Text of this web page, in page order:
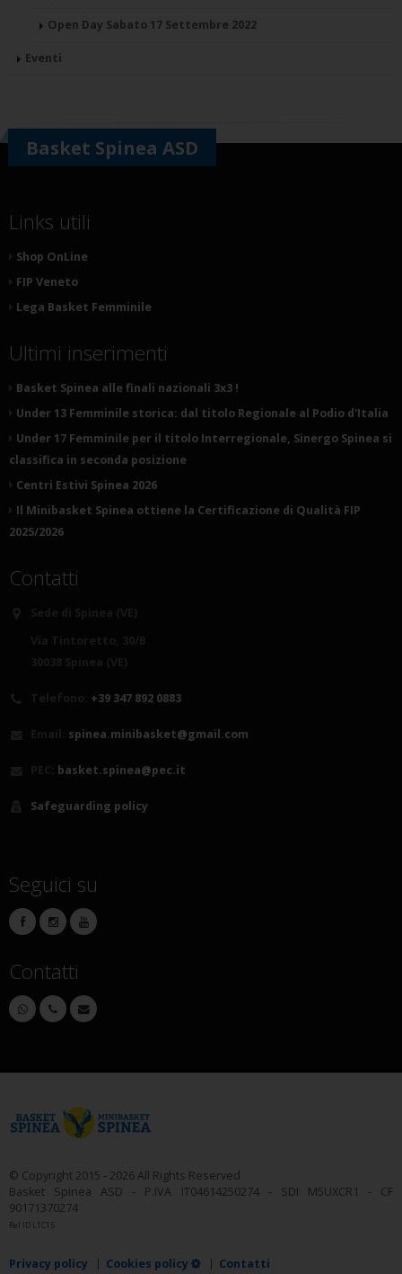
Open Day Sabato 17 Settembre 2022
Eventi
Basket Spinea ASD
Links utili
Shop OnLine
FIP Veneto
Lega Basket Femminile
Ultimi inserimenti
Basket Spinea alle finali nazionali 3x3 !
Under 13 Femminile storica: dal titolo Regionale al Podio d'Italia
Under 17 Femminile per il titolo Interregionale, Sinergo Spinea si
classifica in seconda posizione
Centri Estivi Spinea 2026
Il Minibasket Spinea ottiene la Certificazione di Qualità FIP
2025/2026
Contatti
+39 347 892 0883
spinea.minibasket@gmail.com
basket.spinea@pec.it
Safeguarding policy
Seguici su
Contatti
© Copyright 2015 - 2026 All Rights Reserved
Basket Spinea ASD - P.IVA IT04614250274 - SDI M5UXCR1 - CF
90171370274
Rel ID L1C15
Privacy policy Cookies policy
Contatti